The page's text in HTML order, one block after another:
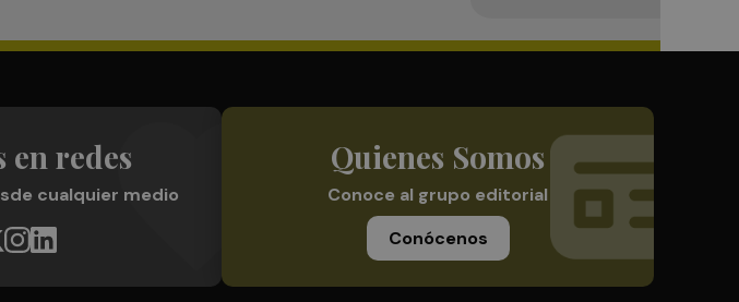
en redes
cualquier medio
Quienes Somos
Conoce al grupo editorial
Conócenos